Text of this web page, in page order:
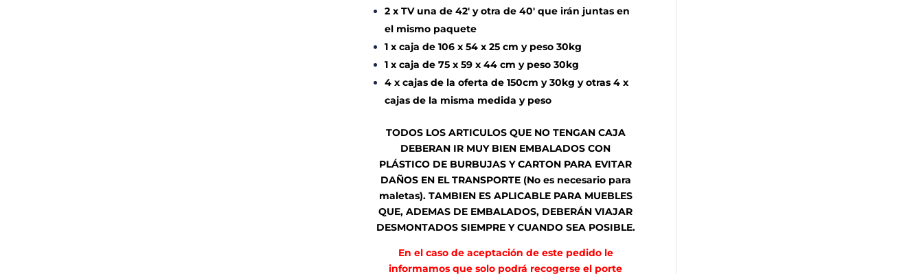
2 x TV una de 42′ y otra de 40′ que irán juntas en
el mismo paquete
1 x caja de 106 x 54 x 25 cm y peso 30kg
1 x caja de 75 x 59 x 44 cm y peso 30kg
4 x cajas de la oferta de 150cm y 30kg y otras 4 x
cajas de la misma medida y peso
TODOS LOS ARTICULOS QUE NO TENGAN CAJA
DEBERAN IR MUY BIEN EMBALADOS CON
PLÁSTICO DE BURBUJAS Y CARTON PARA EVITAR
DAÑOS EN EL TRANSPORTE (No es necesario para
maletas). TAMBIEN ES APLICABLE PARA MUEBLES
QUE, ADEMAS DE EMBALADOS, DEBERÁN VIAJAR
DESMONTADOS SIEMPRE Y CUANDO SEA POSIBLE.
En el caso de aceptación de este pedido le
informamos que solo podrá recogerse el porte